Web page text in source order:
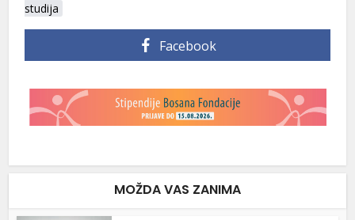
studija
Facebook
MOŽDA VAS ZANIMA